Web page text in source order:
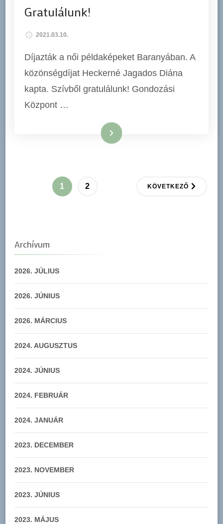
Gratulálunk!
2021.03.10.
Díjazták a női példaképeket Baranyában. A
közönségdíjat Heckerné Jagados Diána
kapta. Szívből gratulálunk! Gondozási
Központ …
Tovább
Bejegyzések
OLDAL
1 OLDAL
2 KÖVETKEZŐ
Archívum
2026. JÚLIUS
2026. JÚNIUS
2026. MÁRCIUS
2024. AUGUSZTUS
2024. JÚNIUS
2024. FEBRUÁR
2024. JANUÁR
2023. DECEMBER
2023. NOVEMBER
2023. JÚNIUS
2023. MÁJUS